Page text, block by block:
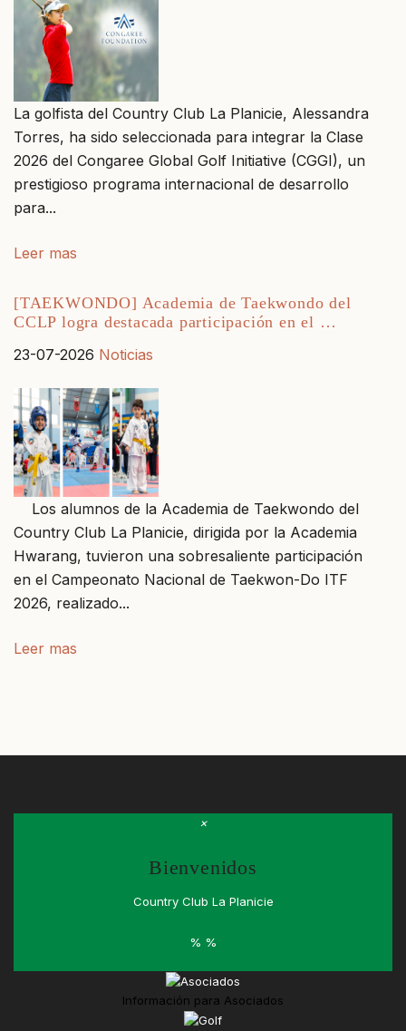
La golfista del Country Club La Planicie, Alessandra
Torres, ha sido seleccionada para integrar la Clase
2026 del Congaree Global Golf Initiative (CGGI), un
prestigioso programa internacional de desarrollo
para...
Leer mas
[TAEKWONDO] Academia de Taekwondo del
CCLP logra destacada participación en el …
23-07-2026 Noticias
Los alumnos de la Academia de Taekwondo del
Country Club La Planicie, dirigida por la Academia
Hwarang, tuvieron una sobresaliente participación
en el Campeonato Nacional de Taekwon-Do ITF
2026, realizado...
Leer mas
×
Bienvenidos
Country Club La Planicie
% %
Información para Asociados